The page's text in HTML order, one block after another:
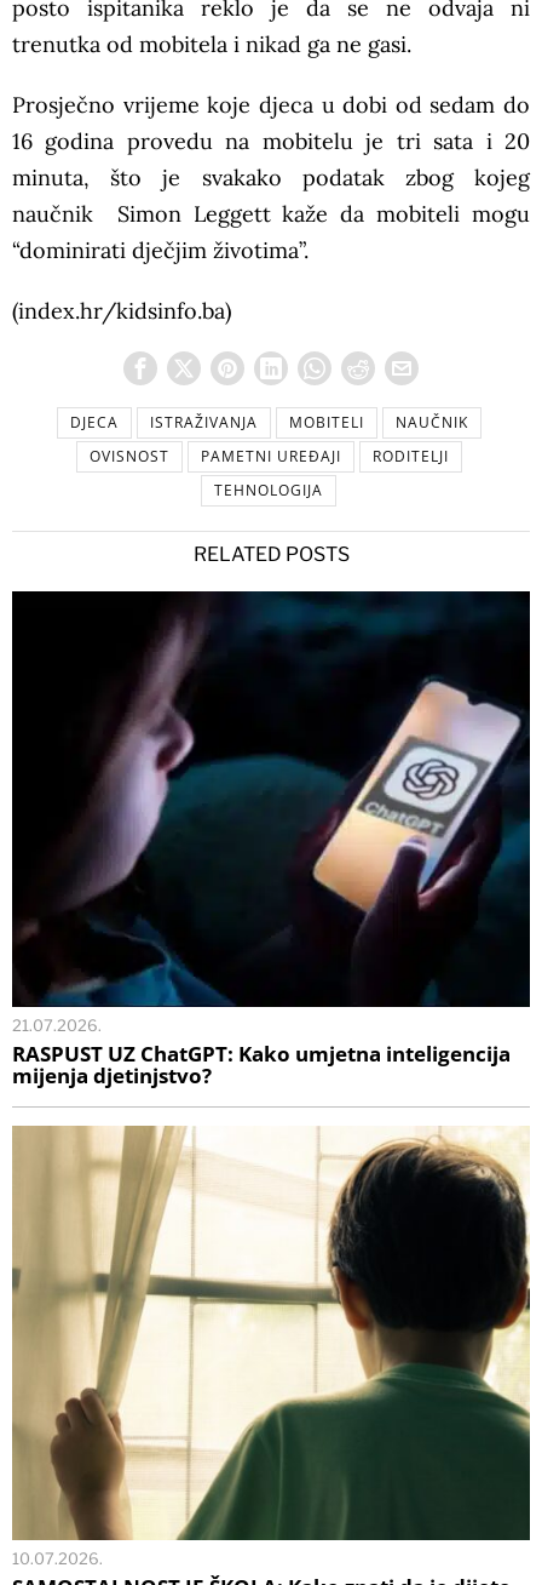
posto ispitanika reklo je da se ne odvaja ni
trenutka od mobitela i nikad ga ne gasi.
Prosječno vrijeme koje djeca u dobi od sedam do
16 godina provedu na mobitelu je tri sata i 20
minuta, što je svakako podatak zbog kojeg
naučnik Simon Leggett kaže da mobiteli mogu
“dominirati dječjim životima”.
(index.hr/kidsinfo.ba)
DJECA ISTRAŽIVANJA MOBITELI
NAUČNIK
OVISNOST
PAMETNI UREĐAJI
RODITELJI
TEHNOLOGIJA
RELATED POSTS
21.07.2026.
RASPUST UZ ChatGPT: Kako umjetna inteligencija
mijenja djetinjstvo?
10.07.2026.